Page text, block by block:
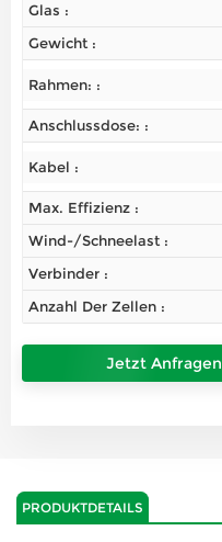
Glas :
Gewicht :
Rahmen: :
Anschlussdose: :
Kabel :
Max. Effizienz :
Wind-/Schneelast :
Verbinder :
Anzahl Der Zellen :
Jetzt Anfragen
PRODUKTDETAILS